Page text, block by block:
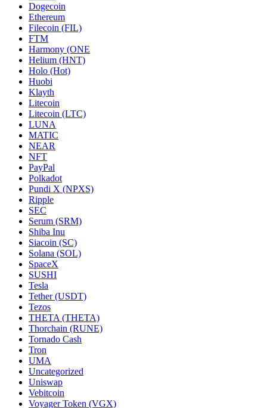
Dogecoin
Ethereum
Filecoin (FIL)
FTM
Harmony (ONE
Helium (HNT)
Holo (Hot)
Huobi
Klayth
Litecoin
Litecoin (LTC)
LUNA
MATIC
NEAR
NFT
PayPal
Polkadot
Pundi X (NPXS)
Ripple
SEC
Serum (SRM)
Shiba Inu
Siacoin (SC)
Solana (SOL)
SpaceX
SUSHI
Tesla
Tether (USDT)
Tezos
THETA (THETA)
Thorchain (RUNE)
Tornado Cash
Tron
UMA
Uncategorized
Uniswap
Vebitcoin
Voyager Token (VGX)